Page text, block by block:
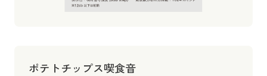
ポテトチップス喫食音